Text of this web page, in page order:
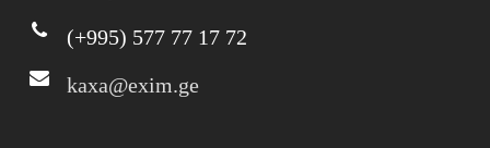
(+995) 577 77 17 72
kaxa@exim.ge